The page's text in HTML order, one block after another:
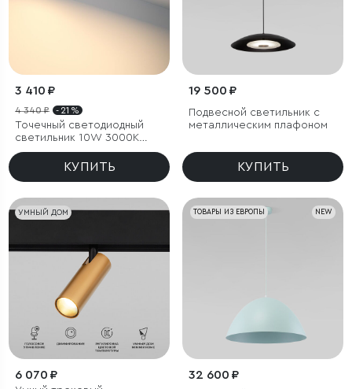
3 410 ₽
4 340 ₽ - 21 %
Точечный светодиодный
светильник 10W 3000K
белый/хром
КУПИТЬ
19 500 ₽
Подвесной светильник с
металлическим плафоном
КУПИТЬ
УМНЫЙ ДОМ
6 070 ₽
NEW
ТОВАРЫ ИЗ ЕВРОПЫ
32 600 ₽